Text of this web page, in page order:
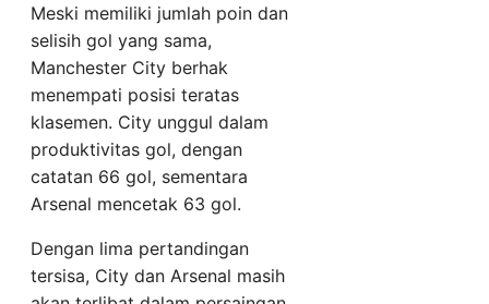
Meski memiliki jumlah poin dan
selisih gol yang sama,
Manchester City berhak
menempati posisi teratas
klasemen. City unggul dalam
produktivitas gol, dengan
catatan 66 gol, sementara
Arsenal mencetak 63 gol.
Dengan lima pertandingan
tersisa, City dan Arsenal masih